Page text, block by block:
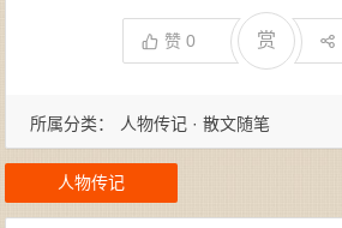
赞0 赏
所属分类： 人物传记 · 散文随笔
人物传记